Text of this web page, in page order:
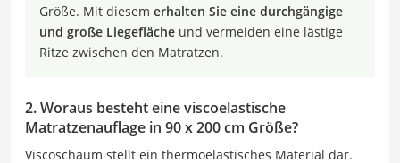
Größe. Mit diesem erhalten Sie eine durchgängige
und große Liegefläche und vermeiden eine lästige
Ritze zwischen den Matratzen.
2. Woraus besteht eine viscoelastische
Matratzenauflage in 90 x 200 cm Größe?
Viscoschaum stellt ein thermoelastisches Material dar.